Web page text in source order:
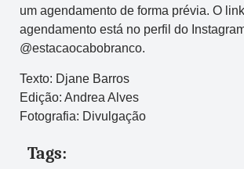
um agendamento de forma prévia. O
agendamento está no perfil do
@estacaocabobranco.
Texto: Djane Barros
Edição: Andrea Alves
Fotografia: Divulgação
Tags: